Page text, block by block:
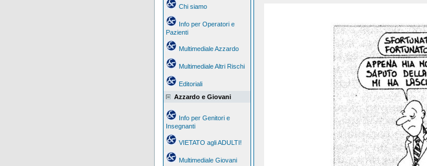
Chi siamo
Info per Operatori e
Pazienti
Multimediale Azzardo
Multimediale Altri Rischi
Editoriali
Azzardo e Giovani
Info per Genitori e
Insegnanti
VIETATO agli ADULTI!
Multimediale Giovani